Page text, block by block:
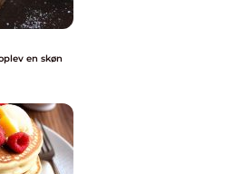
en skøn